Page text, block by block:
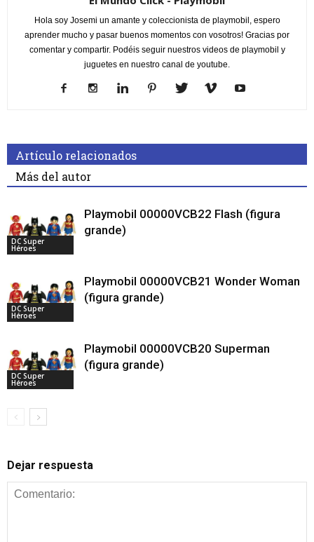
Hola soy Josemi un amante y coleccionista de playmobil, espero
aprender mucho y pasar buenos momentos con vosotros! Gracias por
comentar y compartir. Podéis seguir nuestros videos de playmobil y
juguetes en nuestro canal de youtube.
Artículo relacionados
Más del autor
DC Super
Héroes
Playmobil 00000VCB22 Flash (figura
grande)
DC Super
Héroes
Playmobil 00000VCB21 Wonder Woman
(figura grande)
DC Super
Héroes
Playmobil 00000VCB20 Superman
(figura grande)
Dejar respuesta